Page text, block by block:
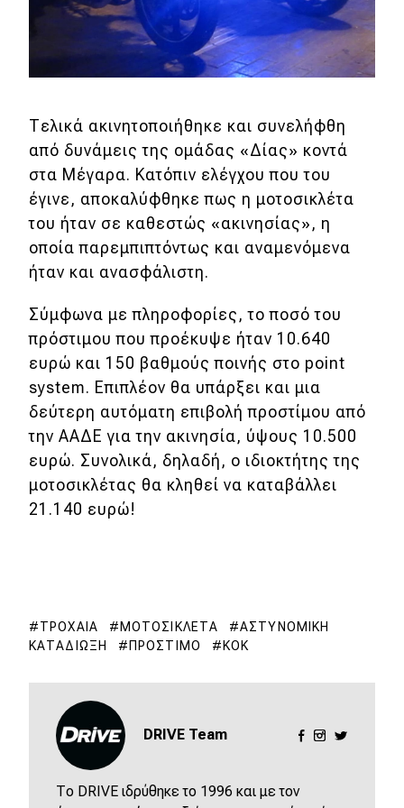
Τεχνολογία
Mobility
Σταθμοί φόρτισης
Classic
Παρουσιάσεις
DRIVE Away
MOTO
Μεταχειρισμένο
Χρηστικά
Συμβουλές
ΚΤΕΟ
Οδική βοήθεια
Τελικά ακινητοποιήθηκε και συνελήφθη
από δυνάμεις της ομάδας «Δίας» κοντά
στα Μέγαρα. Κατόπιν ελέγχου που του
έγινε, αποκαλύφθηκε πως η μοτοσικλέτα
του ήταν σε καθεστώς «ακινησίας», η
οποία παρεμπιπτόντως και αναμενόμενα
ήταν και ανασφάλιστη.
Σύμφωνα με πληροφορίες, το ποσό του
πρόστιμου που προέκυψε ήταν 10.640
ευρώ και 150 βαθμούς ποινής στο point
system. Επιπλέον θα υπάρξει και μια
δεύτερη αυτόματη επιβολή προστίμου από
την ΑΑΔΕ για την ακινησία, ύψους 10.500
ευρώ. Συνολικά, δηλαδή, ο ιδιοκτήτης της
μοτοσικλέτας θα κληθεί να καταβάλλει
21.140 ευρώ!
ΤΡΟΧΑΊΑ ΜΟΤΟΣΙΚΛΈΤΑ
ΑΣΤΥΝΟΜΙΚΉ
ΚΑΤΑΔΊΩΞΗ
ΠΡΌΣΤΙΜΟ ΚΟΚ
DRIVE Team
Το DRIVE ιδρύθηκε το 1996 και με τον